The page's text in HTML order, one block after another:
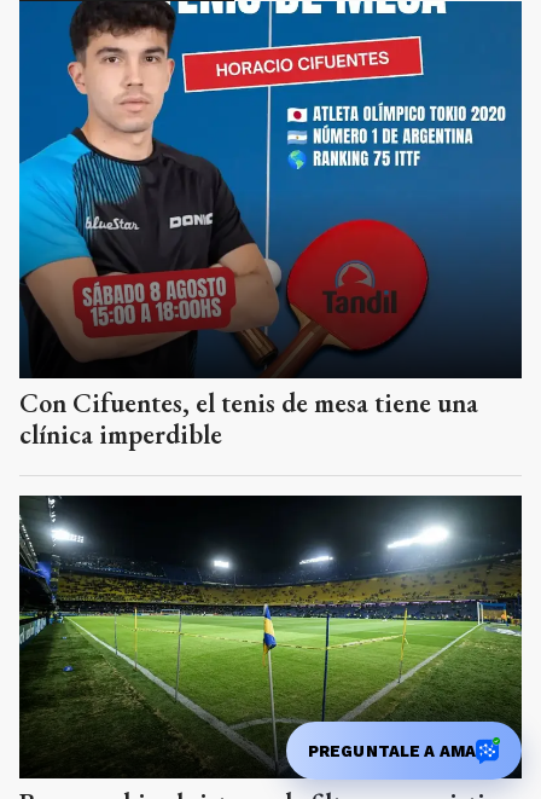
Con Cifuentes, el tenis de mesa tiene una
clínica imperdible
PREGUNTALE A AMA